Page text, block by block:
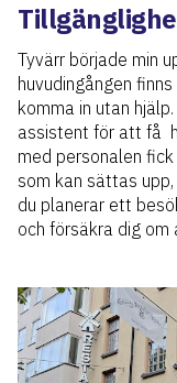
Tyvärr började min
huvudingången
komma in utan
assistent för att få
med personalen
som kan sättas
du planerar ett
och försäkra dig om